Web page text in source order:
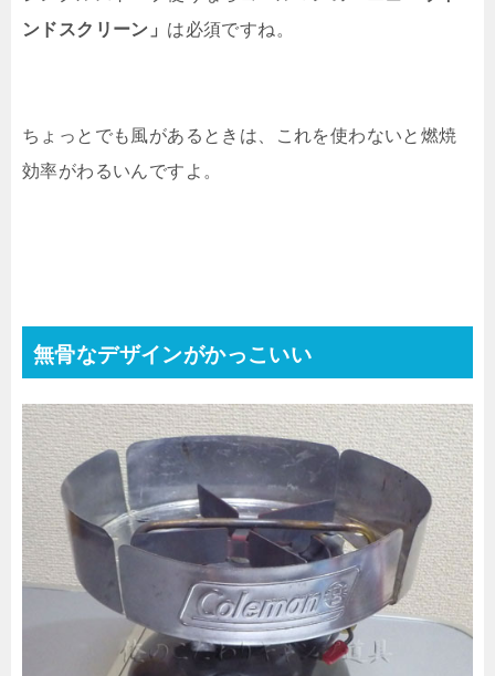
ンドスクリーン」 は必須ですね。
ちょっとでも風があるときは、これを使わないと燃焼
効率がわるいんですよ。
無骨なデザインがかっこいい